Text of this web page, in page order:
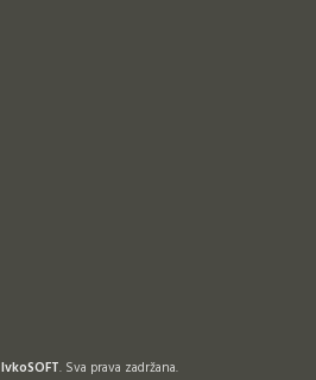
IvkoSOFT. Sva prava zadržana.